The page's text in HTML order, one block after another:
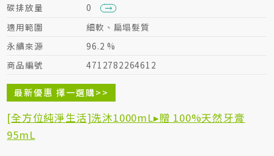
碳排放量
0
適用範圍
細軟、扁塌髮質
永續來源
96.2 %
商品編號
4712782264612
最新優惠 擇一選購>>
[全方位純淨生活]洗沐1000mL▸贈 100%天然牙膏
95mL